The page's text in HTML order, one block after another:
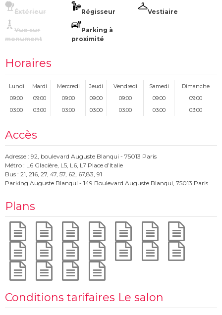
Éxtérieur Régisseur Vestiaire
Vue sur
monument
Parking à
proximité
Horaires
Lundi Mardi Mercredi Jeudi Vendredi Samedi
Dimanche
09:00
09:00 09:00 09:00 09:00 09:00
09:00
03:00
03:00 03:00 03:00 03:00 03:00 03:00
Accès
Adresse : 92, boulevard Auguste Blanqui - 75013 Paris
Métro : L6 Glacière, L5, L6, L7 Place d’Italie
Bus : 21, 216, 27, 47, 57, 62, 67,83, 91
Parking Auguste Blanqui - 149 Boulevard Auguste Blanqui, 75013 Paris
Plans
Conditions tarifaires Le salon